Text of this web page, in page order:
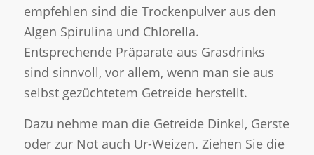
empfehlen sind die Trockenpulver aus den
Algen Spirulina und Chlorella.
Entsprechende Präparate aus Grasdrinks
sind sinnvoll, vor allem, wenn man sie aus
selbst gezüchtetem Getreide herstellt.
Dazu nehme man die Getreide Dinkel, Gerste
oder zur Not auch Ur-Weizen. Ziehen Sie die